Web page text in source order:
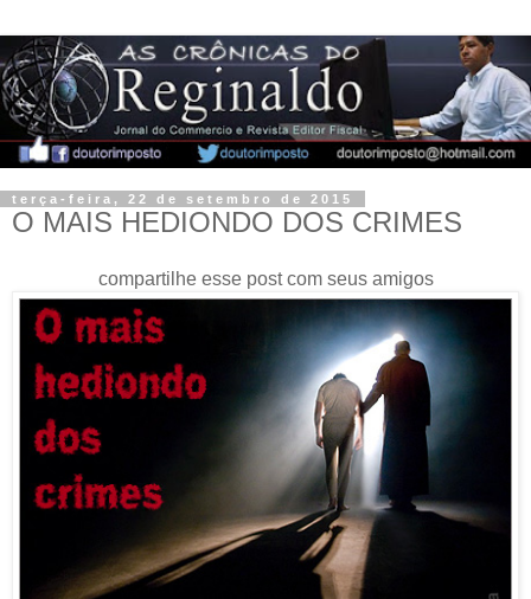
terça-feira, 22 de setembro de 2015
O MAIS HEDIONDO DOS CRIMES
compartilhe esse post com seus amigos